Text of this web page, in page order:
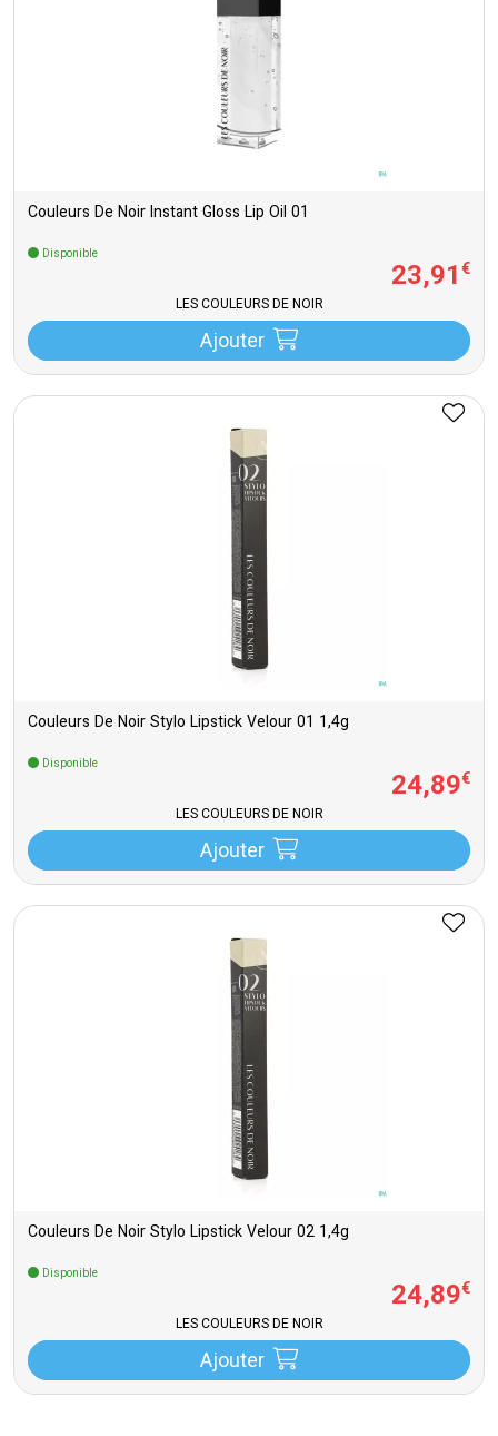
Couleurs De Noir Instant Gloss Lip Oil 01
Disponible
23,91€
LES COULEURS DE NOIR
Ajouter
Couleurs De Noir Stylo Lipstick Velour 01 1,4g
Disponible
24,89€
LES COULEURS DE NOIR
Ajouter
Couleurs De Noir Stylo Lipstick Velour 02 1,4g
Disponible
24,89€
LES COULEURS DE NOIR
Ajouter